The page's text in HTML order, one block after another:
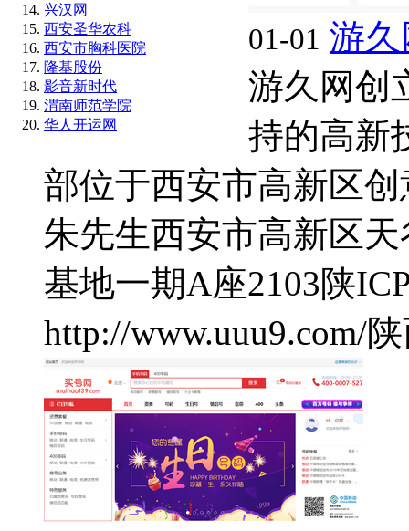
兴汉网
西安圣华农科
西安市胸科医院
隆基股份
影音新时代
渭南师范学院
华人开运网
01-01 游久
游久网创
持的高新
部位于西安市高新区
朱先生西安市高新区
基地一期A座2103陕
http://www.uuu9.com/